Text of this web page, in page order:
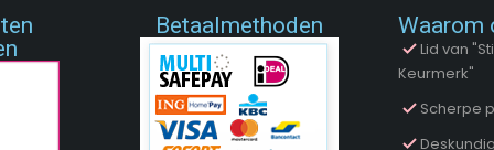
Betaalmethoden Waarom
Lid van
Keurmerk"
Scherpe